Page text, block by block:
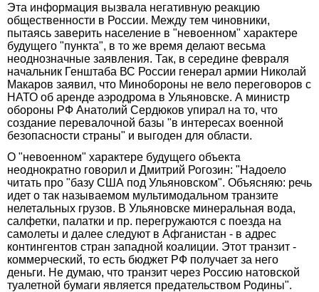
Эта информация вызвала негативную реакцию
общественности в России. Между тем чиновники,
пытаясь заверить население в "невоенном" характере
будущего "пункта", в то же время делают весьма
неоднозначные заявления. Так, в середине февраля
начальник Генштаба ВС России генерал армии Николай
Макаров заявил, что Минобороны не вело переговоров с
НАТО об аренде аэродрома в Ульяновске. А министр
обороны РФ Анатолий Сердюков упирал на то, что
создание перевалочной базы "в интересах военной
безопасности страны" и выгоден для области.
О "невоенном" характере будущего объекта
неоднократно говорил и Дмитрий Рогозин: "Надоело
читать про "базу США под Ульяновском". Объясняю: речь
идет о так называемом мультимодальном транзите
нелетальных грузов. В Ульяновске минеральная вода,
салфетки, палатки и пр. перегружаются с поезда на
самолеты и далее следуют в Афганистан - в адрес
контингентов стран западной коалиции. Этот транзит -
коммерческий, то есть бюджет РФ получает за него
деньги. Не думаю, что транзит через Россию натовской
туалетной бумаги является предательством Родины".